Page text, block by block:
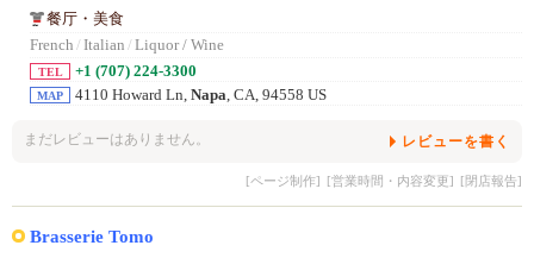
餐厅・美食
French / Italian / Liquor / Wine
TEL +1 (707) 224-3300
MAP 4110 Howard Ln, Napa, CA, 94558 US
まだレビューはありません。 レビューを書く
[ページ制作] [営業時間・内容変更] [閉店報告]
Brasserie Tomo